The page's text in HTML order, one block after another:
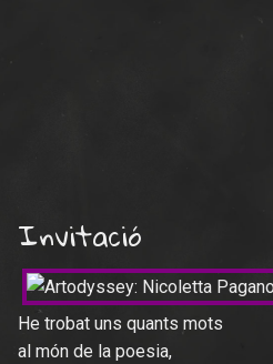
Invitació
He trobat uns quants mots
al món de la poesia,